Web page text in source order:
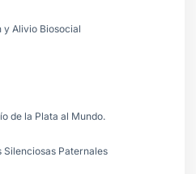
y Alivio Biosocial
de la Plata al Mundo.
Silenciosas Paternales